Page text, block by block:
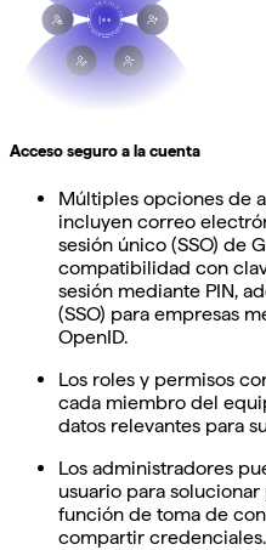
Acceso seguro a la cuenta
Múltiples opciones de
incluyen correo
sesión único (SSO) de
compatibilidad con
sesión mediante PIN,
(SSO) para empresas
OpenID.
Los roles y permisos
cada miembro del
datos relevantes para
Los administradores
usuario para
función de toma de
compartir credenciales.